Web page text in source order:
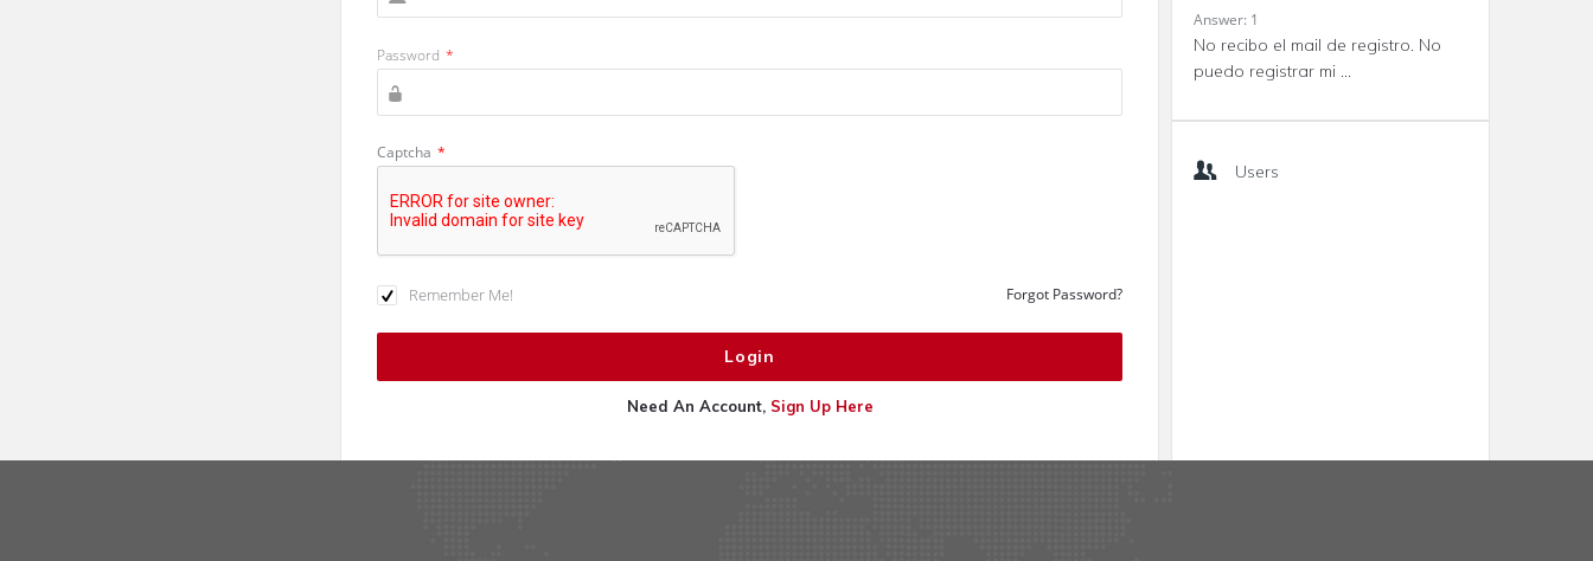
Password *
Captcha *
Remember Me! Forgot Password?
Need An Account, Sign Up Here
Answer: 1
No recibo el mail de registro. No
puedo registrar mi ...
Users